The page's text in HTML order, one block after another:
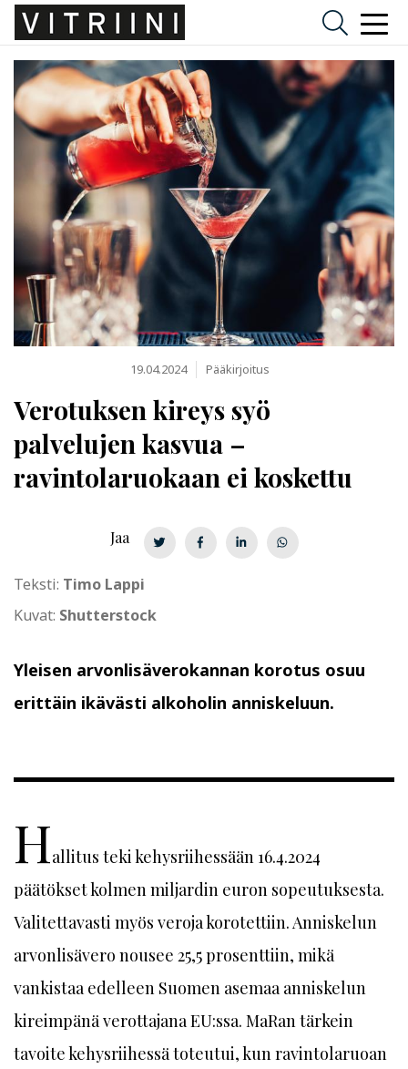
19.04.2024 Pääkirjoitus
Verotuksen kireys syö
palvelujen kasvua –
ravintolaruokaan ei koskettu
Teksti: Timo Lappi
Kuvat: Shutterstock
Yleisen arvonlisäverokannan korotus osuu
erittäin ikävästi alkoholin anniskeluun.
Jaa
Hallitus teki kehysriihessään 16.4.2024
päätökset kolmen miljardin euron sopeutuksesta.
Valitettavasti myös veroja korotettiin. Anniskelun
arvonlisävero nousee 25,5 prosenttiin, mikä
vankistaa edelleen Suomen asemaa anniskelun
kireimpänä verottajana EU:ssa. MaRan tärkein
tavoite kehysriihessä toteutui, kun ravintolaruoan